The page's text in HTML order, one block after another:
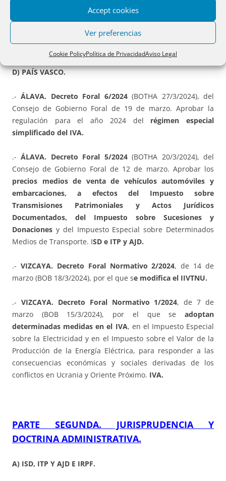
Accept cookies
Ver preferencias
Cookie PolicyPolítica de PrivacidadAviso Legal
, de 13 de marzo (BON 14/3/2024), de
D) PAÍS VASCO.
.-ÁLAVA. Decreto Foral 6/2024(BOTHA 27/3/2024), del
Consejo de Gobierno Foral de 19 de marzo. Aprobar la
regulación para el año 2024 del régimen especial
simplificado del IVA.
.-ÁLAVA. Decreto Foral 5/2024(BOTHA 20/3/2024), del
Consejo de Gobierno Foral de 12 de marzo. Aprobar los
precios medios de venta de vehículos automóviles y
embarcaciones, a efectos del Impuesto sobre
Transmisiones Patrimoniales y Actos Jurídicos
Documentados, del Impuesto sobre Sucesiones y
Donaciones y del Impuesto Especial sobre Determinados
Medios de Transporte. ISD e ITP y AJD.
.- VIZCAYA. Decreto Foral Normativo 2/2024, de 14 de
marzo (BOB 18/3/2024), por el que se modifica el IIVTNU.
.- VIZCAYA. Decreto Foral Normativo 1/2024, de 7 de
marzo (BOB 15/3/2024), por el que se adoptan
determinadas medidas en el IVA, en el Impuesto Especial
sobre la Electricidad y en el Impuesto sobre el Valor de la
Producción de la Energía Eléctrica, para responder a las
consecuencias económicas y sociales derivadas de los
conflictos en Ucrania y Oriente Próximo. IVA.
PARTE SEGUNDA. JURISPRUDENCIA Y
DOCTRINA ADMINISTRATIVA.
A) ISD, ITP Y AJD E IRPF.